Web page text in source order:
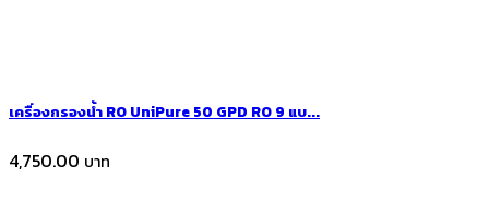
เครื่องกรองน้ำ RO UniPure 50 GPD RO 9 แบ...
4,750.00